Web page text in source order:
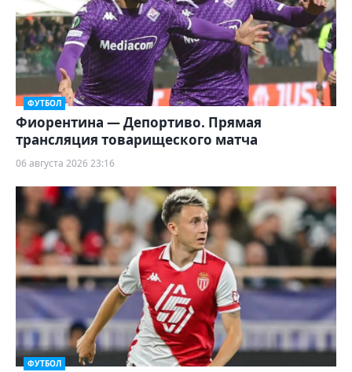
ФУТБОЛ
Фиорентина — Депортиво. Прямая
трансляция товарищеского матча
06 августа 2026 23:16
ФУТБОЛ